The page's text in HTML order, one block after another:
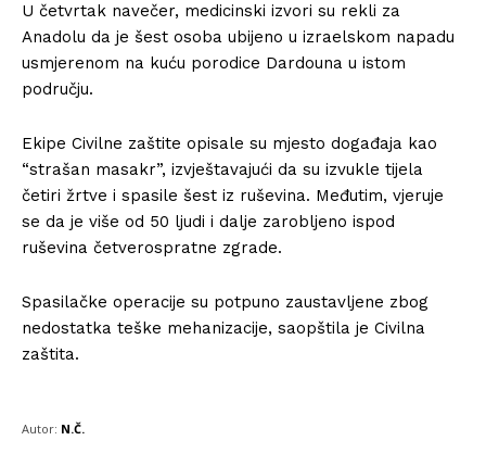
U četvrtak navečer, medicinski izvori su rekli za
Anadolu da je šest osoba ubijeno u izraelskom napadu
usmjerenom na kuću porodice Dardouna u istom
području.
Ekipe Civilne zaštite opisale su mjesto događaja kao
“strašan masakr”, izvještavajući da su izvukle tijela
četiri žrtve i spasile šest iz ruševina. Međutim, vjeruje
se da je više od 50 ljudi i dalje zarobljeno ispod
ruševina četverospratne zgrade.
Spasilačke operacije su potpuno zaustavljene zbog
nedostatka teške mehanizacije, saopštila je Civilna
zaštita.
Autor: N.Č.